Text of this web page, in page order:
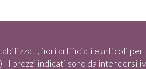
fiori artificiali e articoli per
I prezzi indicati sono da intendersi